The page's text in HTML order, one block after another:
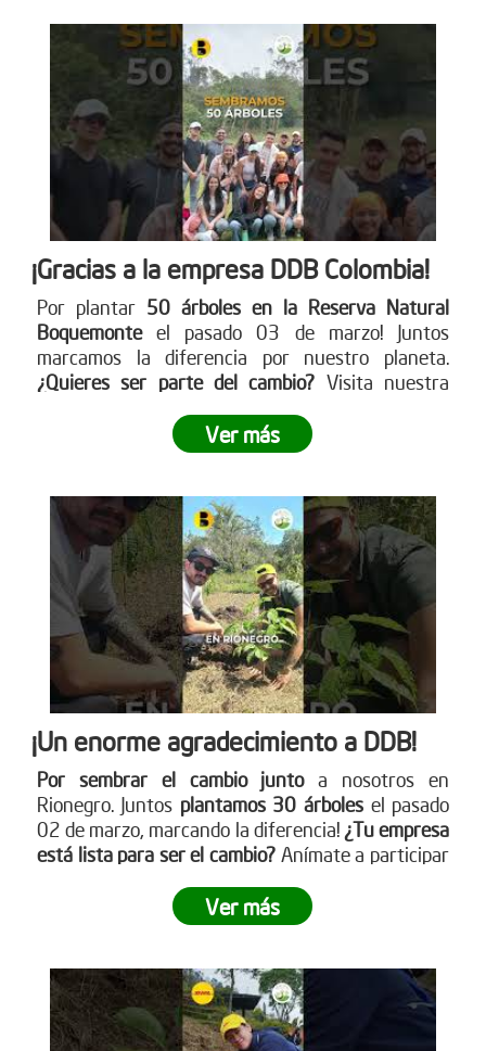
¡Gracias a la empresa DDB Colombia!
Por plantar50 árboles en la Reserva Natural
Boquemonteel pasado 03 de marzo! Juntos
marcamos la diferencia por nuestro planeta.
¿Quieres ser parte del cambio? Visita nuestra
www.reddearboles.orgVer más
¡Un enorme agradecimiento a DDB!
Por sembrar el cambio juntoa nosotros en
Rionegro. Juntos plantamos 30 árboles el pasado
02 de marzo, marcando la diferencia!¿Tu empresa
está lista para ser el cambio? Anímate a participar
información sobre cómo puedes unirte, visita
nuestro sitio web www.reddearboles.org
Ver más